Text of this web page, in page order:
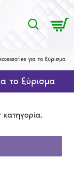
για το ξύρισμα
το ξύρισμα